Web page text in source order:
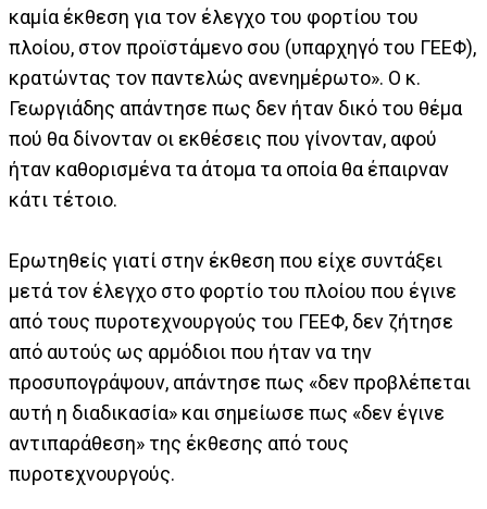
καμία έκθεση για τον έλεγχο του φορτίου του
πλοίου, στον προϊστάμενο σου (υπαρχηγό του ΓΕΕΦ),
κρατώντας τον παντελώς ανενημέρωτο». Ο κ.
Γεωργιάδης απάντησε πως δεν ήταν δικό του θέμα
πού θα δίνονταν οι εκθέσεις που γίνονταν, αφού
ήταν καθορισμένα τα άτομα τα οποία θα έπαιρναν
κάτι τέτοιο.
Ερωτηθείς γιατί στην έκθεση που είχε συντάξει
μετά τον έλεγχο στο φορτίο του πλοίου που έγινε
από τους πυροτεχνουργούς του ΓΕΕΦ, δεν ζήτησε
από αυτούς ως αρμόδιοι που ήταν να την
προσυπογράψουν, απάντησε πως «δεν προβλέπεται
αυτή η διαδικασία» και σημείωσε πως «δεν έγινε
αντιπαράθεση» της έκθεσης από τους
πυροτεχνουργούς.